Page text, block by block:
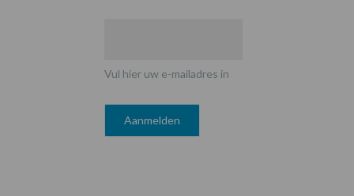
Vul hier uw e-mailadres in